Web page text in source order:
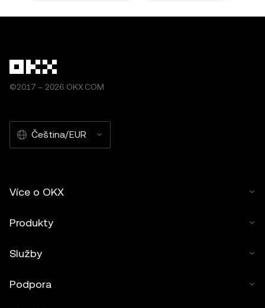
©2017 – 2026 OKX.COM
Čeština/EUR
Více o OKX
Produkty
Služby
Podpora